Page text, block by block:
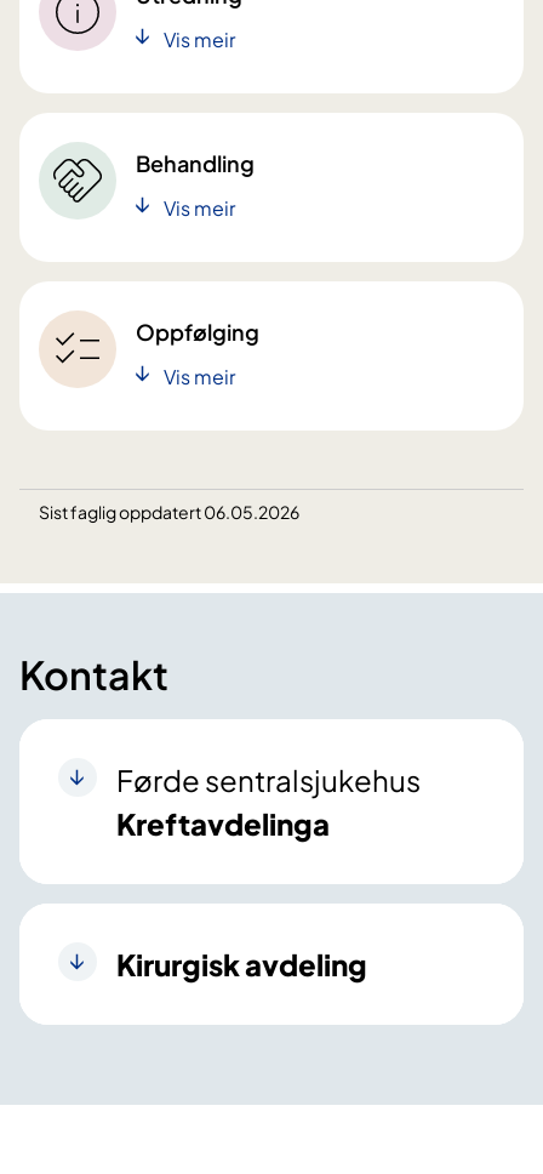
Vis meir
Behandling
Vis meir
Oppfølging
Vis meir
Sist faglig oppdatert 06.05.2026
Kontakt
Førde sentralsjukehus
Kreftavdelinga
Kirurgisk avdeling